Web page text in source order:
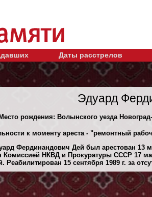
Даты расстрелов
Эдуард
рождения: Волынского уезда
к моменту ареста - "ремонтный
Фердинандович Дей был арестован 13
Комиссией НКВД и Прокуратуры СССР 17
15 сентября 1989 г. за